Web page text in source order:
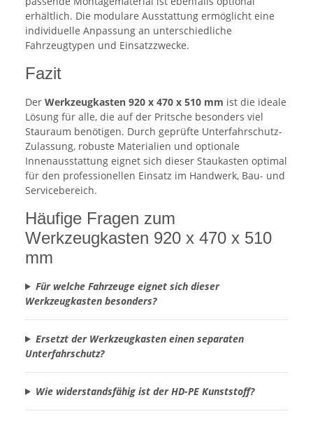
erhältlich. Die modulare Ausstattung ermöglicht eine
individuelle Anpassung an unterschiedliche
Fahrzeugtypen und Einsatzzwecke.
Fazit
Der Werkzeugkasten 920 x 470 x 510 mm ist die ideale
Lösung für alle, die auf der Pritsche besonders viel
Stauraum benötigen. Durch geprüfte Unterfahrschutz-
Zulassung, robuste Materialien und optionale
Innenausstattung eignet sich dieser Staukasten optimal
für den professionellen Einsatz im Handwerk, Bau- und
Servicebereich.
Häufige Fragen zum
Werkzeugkasten 920 x 470 x 510
mm
Für welche Fahrzeuge eignet sich dieser
Werkzeugkasten besonders?
Ersetzt der Werkzeugkasten einen separaten
Unterfahrschutz?
Wie widerstandsfähig ist der HD-PE Kunststoff?